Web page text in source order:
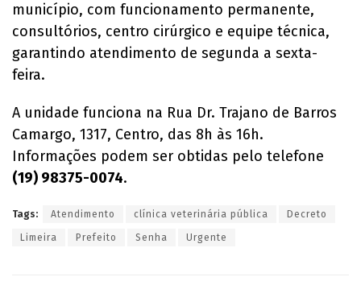
município, com funcionamento permanente,
consultórios, centro cirúrgico e equipe técnica,
garantindo atendimento de segunda a sexta-
feira.
A unidade funciona na Rua Dr. Trajano de Barros
Camargo, 1317, Centro, das 8h às 16h.
Informações podem ser obtidas pelo telefone
(19) 98375-0074.
Tags: Atendimento clínica veterinária pública Decreto
Limeira Prefeito Senha Urgente